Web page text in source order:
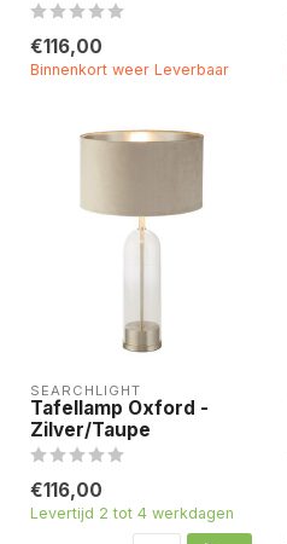
€116,00
Binnenkort weer Leverbaar
SEARCHLIGHT
Tafellamp Oxford -
Zilver/Taupe
€116,00
Levertijd 2 tot 4 werkdagen